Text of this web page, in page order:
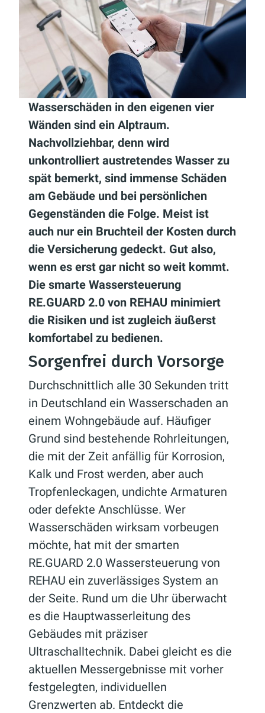
Wasserschäden in den eigenen vier
Wänden sind ein Alptraum.
Nachvollziehbar, denn wird
unkontrolliert austretendes Wasser zu
spät bemerkt, sind immense Schäden
am Gebäude und bei persönlichen
Gegenständen die Folge. Meist ist
auch nur ein Bruchteil der Kosten durch
die Versicherung gedeckt. Gut also,
wenn es erst gar nicht so weit kommt.
Die smarte Wassersteuerung
RE.GUARD 2.0 von REHAU minimiert
die Risiken und ist zugleich äußerst
komfortabel zu bedienen.
Sorgenfrei durch Vorsorge
Durchschnittlich alle 30 Sekunden tritt
in Deutschland ein Wasserschaden an
einem Wohngebäude auf. Häufiger
Grund sind bestehende Rohrleitungen,
die mit der Zeit anfällig für Korrosion,
Kalk und Frost werden, aber auch
Tropfenleckagen, undichte Armaturen
oder defekte Anschlüsse. Wer
Wasserschäden wirksam vorbeugen
möchte, hat mit der smarten
RE.GUARD 2.0 Wassersteuerung von
REHAU ein zuverlässiges System an
der Seite. Rund um die Uhr überwacht
es die Hauptwasserleitung des
Gebäudes mit präziser
Ultraschalltechnik. Dabei gleicht es die
aktuellen Messergebnisse mit vorher
festgelegten, individuellen
Grenzwerten ab. Entdeckt die